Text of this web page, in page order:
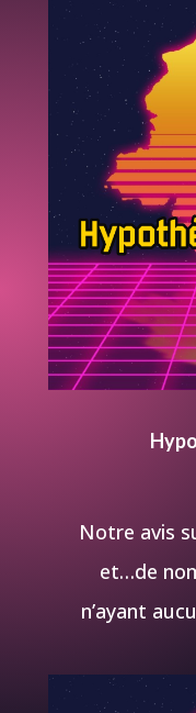
Notre avis
et…de
n’ayant